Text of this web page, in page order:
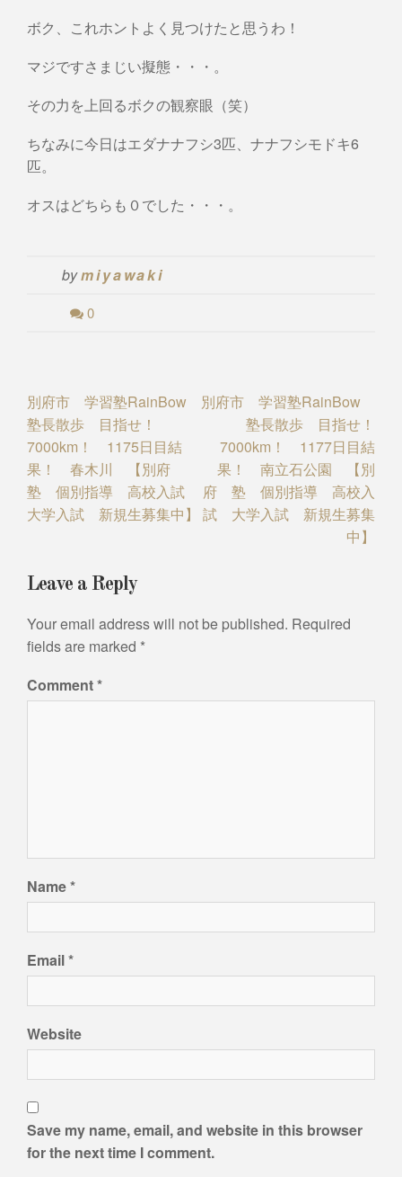
ボク、これホントよく見つけたと思うわ！
マジですさまじい擬態・・・。
その力を上回るボクの観察眼（笑）
ちなみに今日はエダナナフシ3匹、ナナフシモドキ6
匹。
オスはどちらも０でした・・・。
bymiyawaki
0
Post
navigation
別府市 学習塾RainBow
塾長散歩 目指せ！
7000km！ 1175日目結
果！ 春木川 【別府
塾 個別指導 高校入試
大学入試 新規生募集中】
別府市 学習塾RainBow
塾長散歩 目指せ！
7000km！ 1177日目結
果！ 南立石公園 【別
府 塾 個別指導 高校入
試 大学入試 新規生募集
中】
Leave a Reply
Your email address will not be published. Required
fields are marked *
Comment*
Name*
Email*
Website
Save my name, email, and website in this browser
for the next time I comment.